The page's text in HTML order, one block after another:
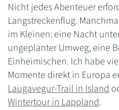
Nicht jedes Abenteuer
Langstreckenflug.
im Kleinen: eine Nacht
ungeplanter Umweg, eine
Einheimischen. Ich habe
Momente direkt in Europa
Laugavegur-Trail in Island
Wintertour in Lappland.